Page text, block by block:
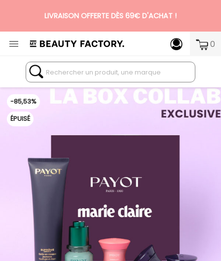
LIVRAISON OFFERTE DÈS 69€ D'ACHAT !
N°1 DES BOX BEAUTÉ PREMIUM SANS ENGAGEMENT
 0
-85,53%
ÉPUISÉ